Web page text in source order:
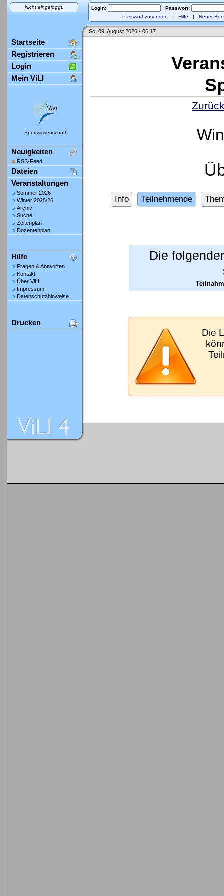
Nicht eingeloggt. Login:
Passwort:
Passwort zusenden | Hilfe | Neuer
So, 09. August 2026 - 06:17
Startseite
Registrieren
Login
Mein ViLI
Sportwissenschaft
Neuigkeiten
RSS-Feed
Dateien
Veranstaltungen
Sommer 2026
Winter 2025/26
Archiv
Suche
Zeitenplan
Dozentenplan
Hilfe
Fragen & Antworten
Kontakt
Über ViLI
Impressum
Datenschutzhinweise
Drucken
Info Teilnehmende
Die
Die